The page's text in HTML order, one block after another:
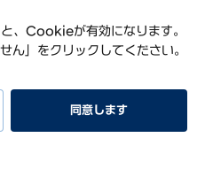
、Cookieが有効になります。
ん」をクリックしてください。
同意します